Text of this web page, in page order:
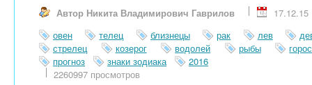
Автор Никита Владимирович Гаврилов
17.12.15
овен
телец близнецы рак лев
стрелец
козерог водолей рыбы
прогноз
знаки зодиака
2016
2260997 просмотров